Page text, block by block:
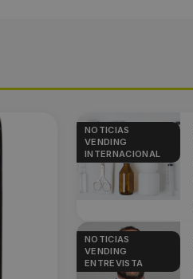
NOTICIAS
VENDING
INTERNACIONAL
NOTICIAS
VENDING
ENTREVISTA